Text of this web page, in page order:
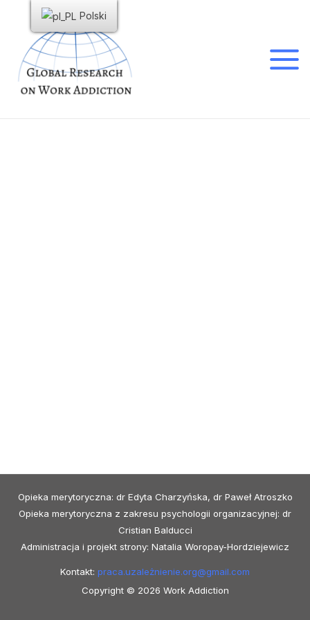
Opieka merytoryczna: dr Edyta Charzyńska, dr Paweł Atroszko
Opieka merytoryczna z zakresu psychologii organizacyjnej: dr
Cristian Balducci
Administracja i projekt strony: Natalia Woropay-Hordziejewicz
Kontakt: praca.uzależnienie.org@gmail.com
Copyright © 2026 Work Addiction
Polski